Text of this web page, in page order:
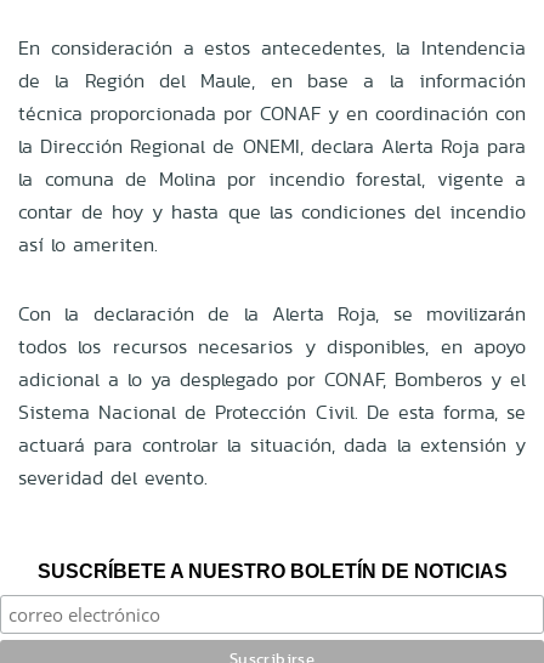
En consideración a estos antecedentes, la Intendencia
de la Región del Maule, en base a la información
técnica proporcionada por CONAF y en coordinación con
la Dirección Regional de ONEMI, declara Alerta Roja para
la comuna de Molina por incendio forestal, vigente a
contar de hoy y hasta que las condiciones del incendio
así lo ameriten.
Con la declaración de la Alerta Roja, se movilizarán
todos los recursos necesarios y disponibles, en apoyo
adicional a lo ya desplegado por CONAF, Bomberos y el
Sistema Nacional de Protección Civil. De esta forma, se
actuará para controlar la situación, dada la extensión y
severidad del evento.
SUSCRÍBETE A NUESTRO BOLETÍN DE NOTICIAS